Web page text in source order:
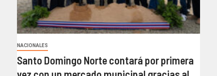
NACIONALES
Santo Domingo Norte contará por primera